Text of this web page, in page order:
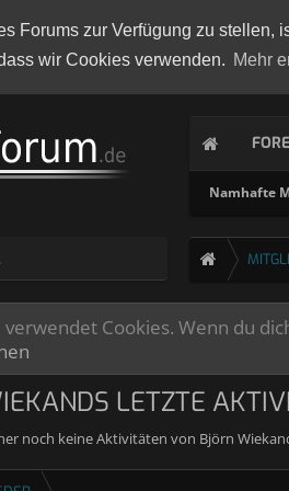
Forums zur Verfügung zu
wir Cookies verwenden. Mehr
Namhafte
verwendet Cookies. Wenn du
LETZTE
noch keine Aktivitäten von Björn